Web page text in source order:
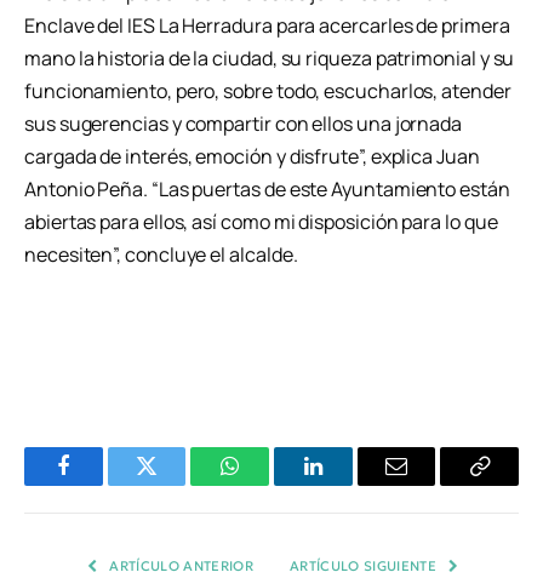
Enclave del IES La Herradura para acercarles de primera
mano la historia de la ciudad, su riqueza patrimonial y su
funcionamiento, pero, sobre todo, escucharlos, atender
sus sugerencias y compartir con ellos una jornada
cargada de interés, emoción y disfrute”, explica Juan
Antonio Peña. “Las puertas de este Ayuntamiento están
abiertas para ellos, así como mi disposición para lo que
necesiten”, concluye el alcalde.
FacebookTwitter WhatsAppLinkedInEmail
Copiar
ARTÍCULO ANTERIOR ARTÍCULO SIGUIENTE